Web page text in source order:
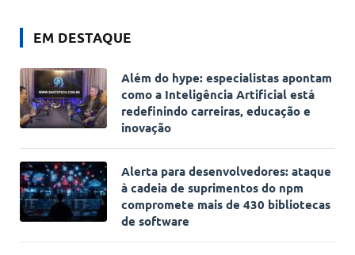
EM DESTAQUE
Além do hype: especialistas apontam
como a Inteligência Artificial está
redefinindo carreiras, educação e
inovação
Alerta para desenvolvedores: ataque
à cadeia de suprimentos do npm
compromete mais de 430 bibliotecas
de software